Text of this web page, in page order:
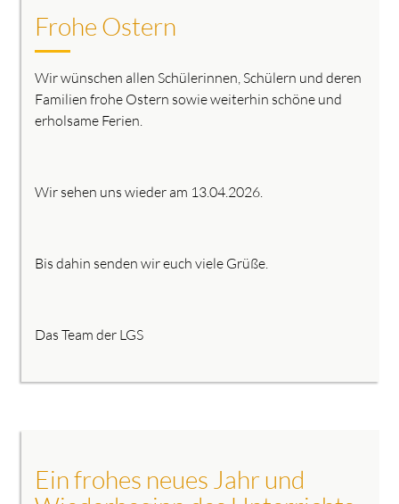
Frohe Ostern
Wir wünschen allen Schülerinnen, Schülern und deren
Familien frohe Ostern sowie weiterhin schöne und
erholsame Ferien.
Wir sehen uns wieder am 13.04.2026.
Bis dahin senden wir euch viele Grüße.
Das Team der LGS
Ein frohes neues Jahr und